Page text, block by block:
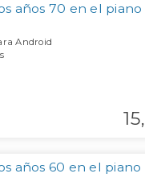
años 70 en el piano
Android
15,
años 60 en el piano